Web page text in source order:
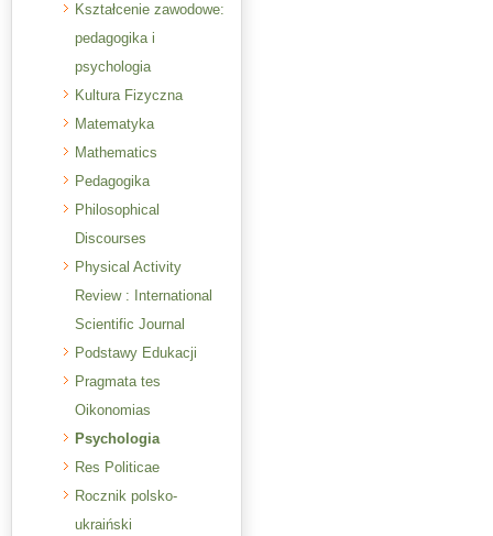
Kształcenie zawodowe:
pedagogika i
psychologia
Kultura Fizyczna
Matematyka
Mathematics
Pedagogika
Philosophical
Discourses
Physical Activity
Review : International
Scientific Journal
Podstawy Edukacji
Pragmata tes
Oikonomias
Psychologia
Res Politicae
Rocznik polsko-
ukraiński